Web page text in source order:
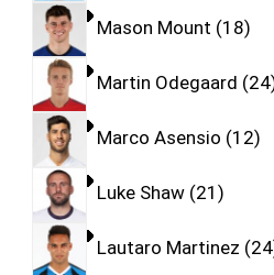
Mason Mount 18
Martin Odegaard 24
Marco Asensio 12
Luke Shaw 21
Lautaro Martinez 24